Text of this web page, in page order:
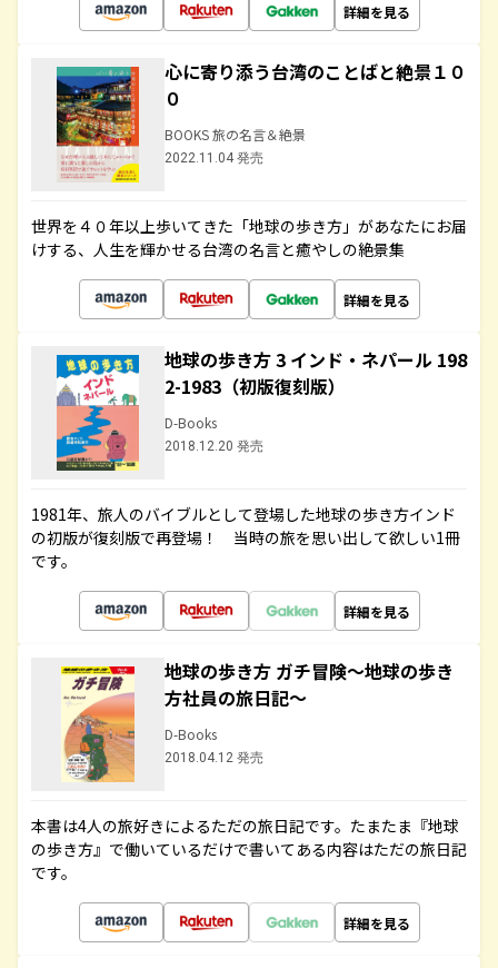
詳細を見る
心に寄り添う台湾のことばと絶景１０
０
BOOKS 旅の名言＆絶景
2022.11.04 発売
世界を４０年以上歩いてきた「地球の歩き方」があなたにお届
けする、人生を輝かせる台湾の名言と癒やしの絶景集
詳細を見る
地球の歩き方 3 インド・ネパール 198
2-1983（初版復刻版）
D-Books
2018.12.20 発売
1981年、旅人のバイブルとして登場した地球の歩き方インド
の初版が復刻版で再登場！ 当時の旅を思い出して欲しい1冊
です。
詳細を見る
地球の歩き方 ガチ冒険～地球の歩き
方社員の旅日記～
D-Books
2018.04.12 発売
本書は4人の旅好きによるただの旅日記です。たまたま『地球
の歩き方』で働いているだけで書いてある内容はただの旅日記
です。
詳細を見る